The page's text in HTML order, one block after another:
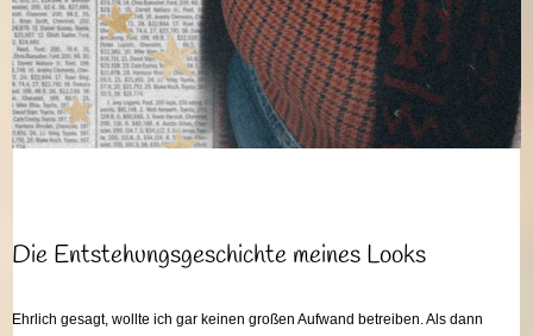
Die Entstehungsgeschichte meines Looks
Ehrlich gesagt, wollte ich gar keinen großen Aufwand betreiben. Als dann